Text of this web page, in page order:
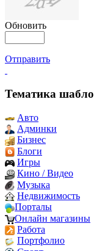
Обновить
Отправить
Тематика
Авто
Админки
Бизнес
Блоги
Игры
Кино / Видео
Музыка
Недвижимость
Порталы
Онлайн магазины
Работа
Портфолио